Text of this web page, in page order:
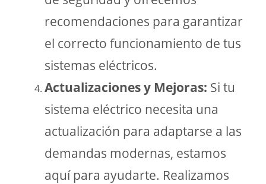
recomendaciones para garantizar
el correcto funcionamiento de tus
sistemas eléctricos.
Actualizaciones y Mejoras: Si tu
sistema eléctrico necesita una
actualización para adaptarse a las
demandas modernas, estamos
aquí para ayudarte. Realizamos